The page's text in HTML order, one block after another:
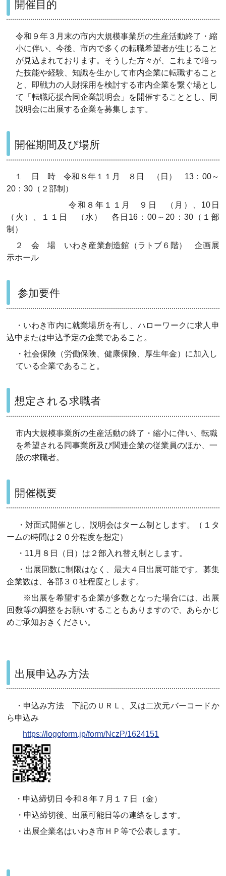
開催目的
令和９年３月末の市内大規模事業所の生産活動終了・縮
小に伴い、今後、市内で多くの転職希望者が生じること
が見込まれております。そうした方々が、これまで培っ
た技能や経験、知識を生かして市内企業に転職すること
と、即戦力の人財採用を検討する市内企業を繋ぐ場とし
て「転職応援合同企業説明会」を開催することとし、同
説明会に出展する企業を募集します。
開催期間及び場所
１ 日 時 令和８年１１月 ８日 （日） 13：00～
20：30（２部制）
令和８年１１月 ９日 （月）、10日
（火）、１１日 （水） 各日16：00～20：30（１部
制）
２ 会 場 いわき産業創造館（ラトブ６階） 企画展
示ホール
参加要件
・いわき市内に就業場所を有し、ハローワークに求人申
込中または申込予定の企業であること。
・社会保険（労働保険、健康保険、厚生年金）に加入し
ている企業であること。
想定される求職者
市内大規模事業所の生産活動の終了・縮小に伴い、転職
を希望される同事業所及び関連企業の従業員のほか、一
般の求職者。
開催概要
・対面式開催とし、説明会はターム制とします。（１タ
ームの時間は２０分程度を想定）
・11月８日（日）は２部入れ替え制とします。
・出展回数に制限はなく、最大４日出展可能です。募集
企業数は、各部３０社程度とします。
※出展を希望する企業が多数となった場合には、出展
回数等の調整をお願いすることもありますので、あらかじ
めご承知おきください。
出展申込み方法
・申込み方法 下記のＵＲＬ、又は二次元バーコードか
ら申込み
https://logoform.jp/form/NczP/1624151
・申込締切日 令和８年７月１７日（金）
・申込締切後、出展可能日等の連絡をします。
・出展企業名はいわき市ＨＰ等で公表します。